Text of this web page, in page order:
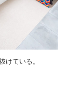
けている。